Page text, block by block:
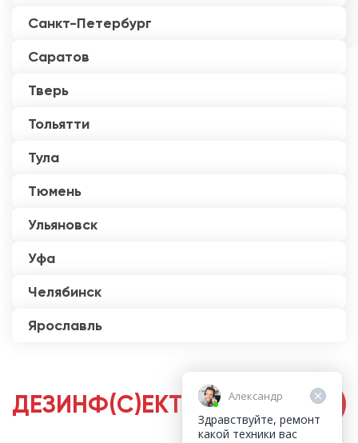
Санкт-Петербург
Саратов
Тверь
Тольятти
Тула
Тюмень
Ульяновск
Уфа
Челябинск
Ярославль
ДЕЗИНФ(С)ЕКТОРЫАлександр
Здравствуйте, ремонт
какой техники вас